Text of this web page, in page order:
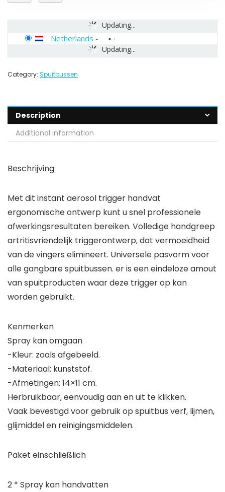
Updating...
Updating...
Netherlands -
Category: Spuitbussen
Description
Additional information
Beschrijving
Met dit instant aerosol trigger handvat
ergonomische ontwerp kunt u snel professionele
afwerkingsresultaten bereiken. Volledige handgreep
artritisvriendelijk triggerontwerp, dat vermoeidheid
van de vingers elimineert. Universele pasvorm voor
alle gangbare spuitbussen. er is een eindeloze amout
van spuitproducten waar deze trigger op kan
worden gebruikt.
Kenmerken
Spray kan omgaan
-Kleur: zoals afgebeeld.
-Materiaal: kunststof.
-Afmetingen: 14×11 cm.
Herbruikbaar, eenvoudig aan en uit te klikken.
Vaak bevestigd voor gebruik op spuitbus verf, lijmen,
glijmiddel en reinigingsmiddelen.
Paket einschließlich
2 * Spray kan handvatten